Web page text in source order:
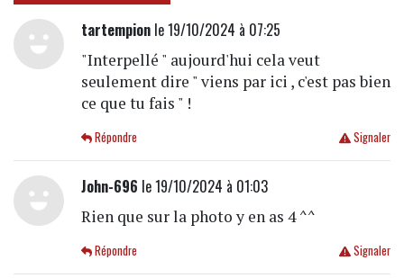
tartempionle 19/10/2024 à 07:25
"Interpellé " aujourd'hui cela veut
seulement dire " viens par ici , c'est pas bien
ce que tu fais " !
Signaler
Répondre
John-696 le 19/10/2024 à 01:03
Rien que sur la photo y en as 4 ^^
Signaler
Répondre